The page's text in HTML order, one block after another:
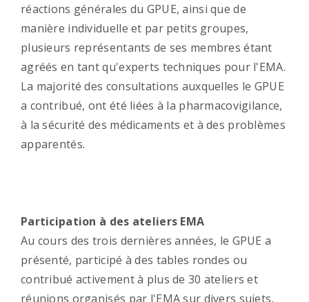
réactions générales du GPUE, ainsi que de
manière individuelle et par petits groupes,
plusieurs représentants de ses membres étant
agréés en tant qu'experts techniques pour l'EMA.
La majorité des consultations auxquelles le GPUE
a contribué, ont été liées à la pharmacovigilance,
à la sécurité des médicaments et à des problèmes
apparentés.
Participation à des ateliers EMA
Au cours des trois dernières années, le GPUE a
présenté, participé à des tables rondes ou
contribué activement à plus de 30 ateliers et
réunions organisés par l'EMA sur divers sujets,